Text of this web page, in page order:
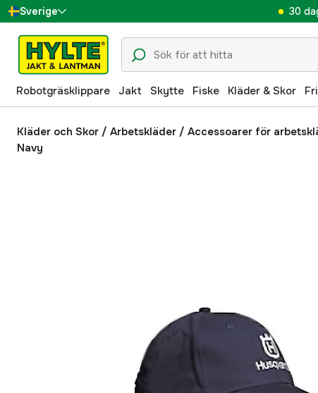
Sverige
Danmark
Suomi
Norge
Deutschland
30
Robotgräsklippare Jakt Skytte Fiske Kläder & Skor
Kläder och Skor / Arbetskläder / Accessoarer för
Navy